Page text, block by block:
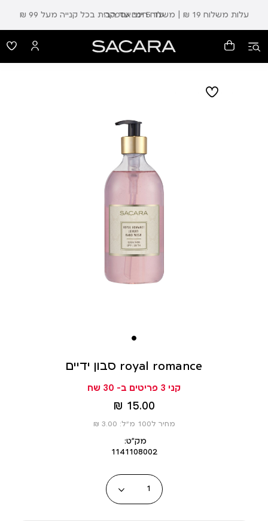
עלות משלוח 19 ₪ | משלוח חינם עד הבית בכל קנייה מעל 99 ₪ עד 5 ימי אספקה
סבון ידיים royal romance
קני 3 פריטים ב- 30 שח
מחיר
מוצר
15.00 ₪
מחיר ל100 מ”ל: 3.00 ₪
מק״ט:
1141108002
כמות